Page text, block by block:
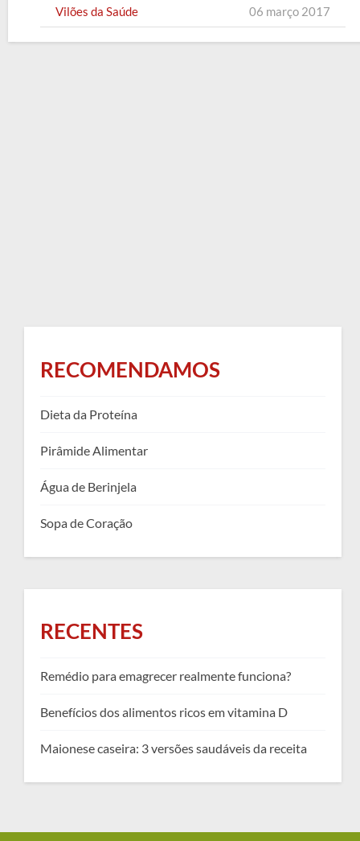
Vilões da Saúde 06 março 2017
RECOMENDAMOS
Dieta da Proteína
Pirâmide Alimentar
Água de Berinjela
Sopa de Coração
RECENTES
Remédio para emagrecer realmente funciona?
Benefícios dos alimentos ricos em vitamina D
Maionese caseira: 3 versões saudáveis da receita